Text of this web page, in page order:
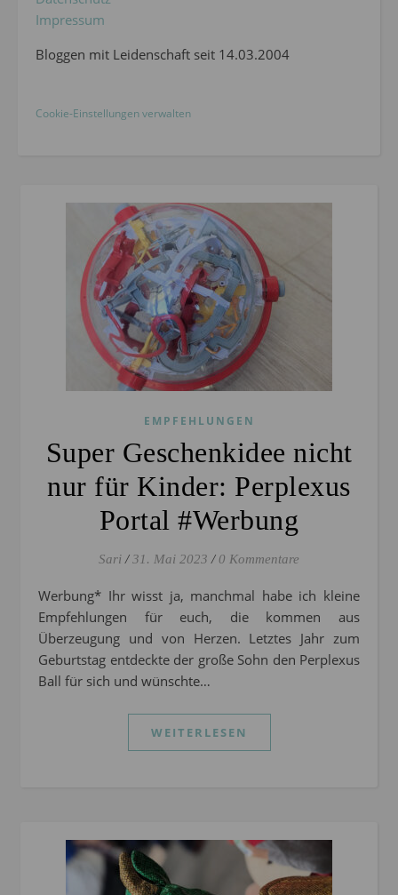
Impressum
Bloggen mit Leidenschaft seit 14.03.2004
Cookie-Einstellungen verwalten
EMPFEHLUNGEN
Super Geschenkidee nicht
nur für Kinder: Perplexus
Portal #Werbung
Sari / 31. Mai 2023 / 0 Kommentare
Werbung* Ihr wisst ja, manchmal habe ich kleine
Empfehlungen für euch, die kommen aus
Überzeugung und von Herzen. Letztes Jahr zum
Geburtstag entdeckte der große Sohn den Perplexus
Ball für sich und wünschte…
WEITERLESEN